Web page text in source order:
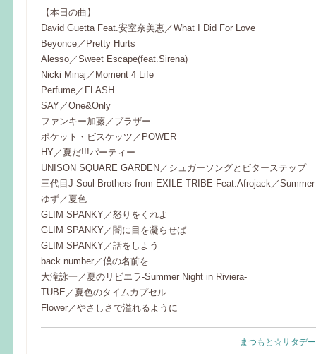
【本日の曲】
David Guetta Feat.安室奈美恵／What I Did For Love
Beyonce／Pretty Hurts
Alesso／Sweet Escape(feat.Sirena)
Nicki Minaj／Moment 4 Life
Perfume／FLASH
SAY／One&Only
ファンキー加藤／ブラザー
ポケット・ビスケッツ／POWER
HY／夏だ!!!パーティー
UNISON SQUARE GARDEN／シュガーソングとビターステップ
三代目J Soul Brothers from EXILE TRIBE Feat.Afrojack／
ゆず／夏色
GLIM SPANKY／怒りをくれよ
GLIM SPANKY／闇に目を凝らせば
GLIM SPANKY／話をしよう
back number／僕の名前を
大滝詠一／夏のリビエラ-Summer Night in Riviera-
TUBE／夏色のタイムカプセル
Flower／やさしさで溢れるように
まつもと☆サタデ